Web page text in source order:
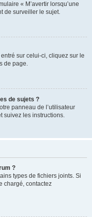
« M’avertir lorsqu’une
de surveiller le sujet.
sur celui-ci, cliquez sur le
de page.
de sujets ?
panneau de l’utilisateur
suivez les instructions.
?
types de fichiers joints. Si
chargé, contactez